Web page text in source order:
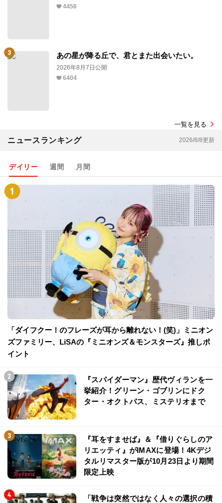
4456
あの星が降る丘で、君とまた出会いたい。
2026年8月7日公開
6404
一覧を見る
ニュースランキング 2026/8/8更新
デイリー 週間 月間
「ダイフクー！のフレーズが耳から離れない！(笑)」ミニオン
ズファミリー、LiSAの『ミニオンズ＆モンスターズ』推しポ
イント
『スパイダーマン』歴代ヴィランを一
挙紹介！グリーン・ゴブリンにドク
ター・オクトパス、ミステリオまで
『耳をすませば』＆『借りぐらしのア
リエッティ』がIMAXに登場！4Kデジ
タルリマスター版が10月23日より期間
限定上映
「戦争は突然ではなく人々の選択の積